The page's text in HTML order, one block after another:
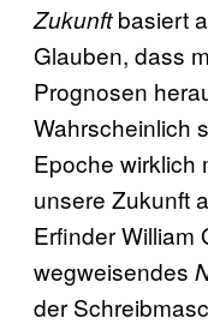
Zukunftbasiert
Glauben, dass
Prognosen
Wahrscheinlich
Epoche wirklich
unsere Zukunft
Erfinder William
wegweisendes
der